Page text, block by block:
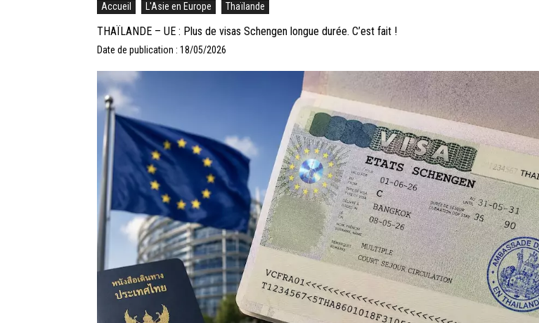
Accueil L'Asie en Europe Thaïlande
THAÏLANDE – UE : Plus de visas Schengen longue durée. C’est fait !
Date de publication : 18/05/2026